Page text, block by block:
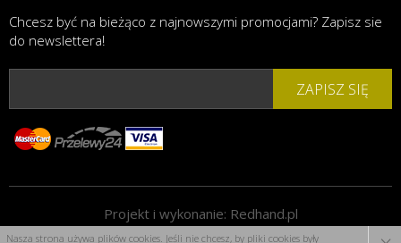
Chcesz być na bieżąco z najnowszymi promocjami? Zapisz sie
do newslettera!
ZAPISZ SIĘ
Projekt i wykonanie: Redhand.pl
Nasza strona używa plików cookies. Jeśli nie chcesz, by pliki cookies były